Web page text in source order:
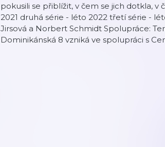
pokusili se přiblížit, v čem se jich dotkla, v
2021 druhá série - léto 2022 třetí série -
Jirsová a Norbert Schmidt Spolupráce:
Dominikánská 8 vzniká ve spolupráci s